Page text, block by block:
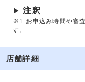
▶ 注釈
※1.お申込み時間や審
す。
店舗詳細